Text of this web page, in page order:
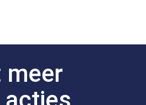
meer